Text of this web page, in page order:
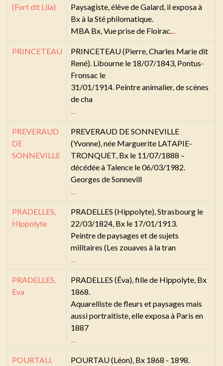
(Fort dit Lila)
Paysagiste, élève de Galard, il exposa à
Bx à la Sté philomatique.
MBA Bx, Vue prise de Floirac.
PRINCETEAU
PRINCETEAU (Pierre, Charles Marie dit
René). Libourne le 18/07/1843, Pontus-
Fronsac le
31/01/1914. Peintre animalier, de scènes
de cha
PREVERAUD
DE
SONNEVILLE
PREVERAUD DE SONNEVILLE
(Yvonne), née Marguerite LATAPIE-
TRONQUET, Bx le 11/07/1888 –
décédée à Talence le 06/03/1982.
Georges de Sonnevill
PRADELLES,
Hippolyte
PRADELLES (Hippolyte), Strasbourg le
22/03/1824, Bx le 17/01/1913.
Peintre de paysages et de sujets
militaires (Les zouaves à la tran
PRADELLES,
Eva
PRADELLES (Éva), fille de Hippolyte, Bx
1868.
Aquarelliste de fleurs et paysages mais
aussi portraitiste, elle exposa à Paris en
1887
POURTAU,
POURTAU (Léon), Bx 1868 - 1898.